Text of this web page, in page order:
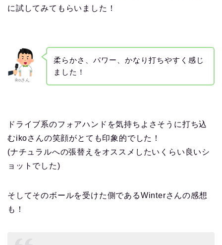
に試してみてもらいました！
ikoさん
柔らかさ、パワー、かなり打ちやすく感じ
ました！
ドライブ系のフォアハンドを気持ちよさそうに打ち込
むikoさんの笑顔がとても印象的でした！
(ナチュラルへの張替えをオススメしたいくらい良いシ
ョットでした)
そしてそのボールを受けた側であるWinterさんの感想
も！